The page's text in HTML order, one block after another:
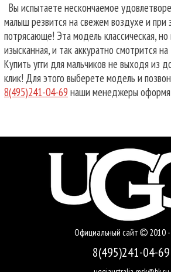
Вы испытаете нескончаемое
малыш резвится на свежем воздухе и при
потрясающе! Эта модель классическая,
изысканная, и так аккуратно смотрится
Купить угги для мальчиков не выходя из
клик! Для этого выберете модель и
8(495)241-04-69 наши менеджеры
Официальный сайт 2010
8(495)241-04-69